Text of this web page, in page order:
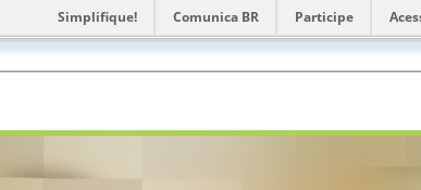
Simplifique! Comunica BR Participe